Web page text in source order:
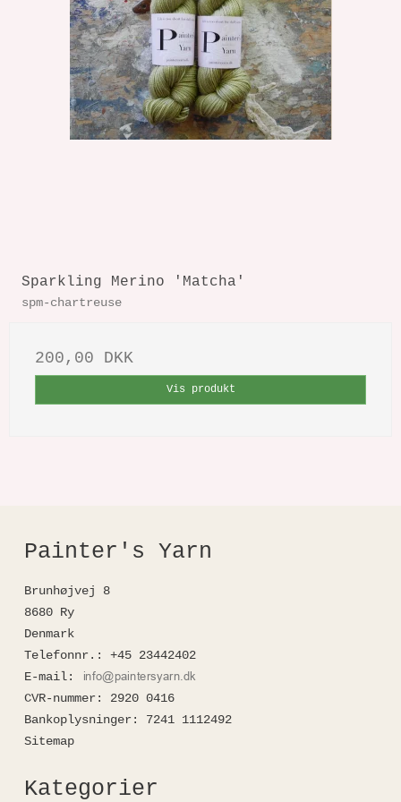
Sparkling Merino 'Matcha'
spm-chartreuse
200,00 DKK
Vis produkt
Painter's Yarn
Brunhøjvej 8
8680 Ry
Denmark
Telefonnr. :
+45 23442402
E-mail:
CVR-nummer:
2920 0416
Bankoplysninger:
7241 1112492
Sitemap
Kategorier